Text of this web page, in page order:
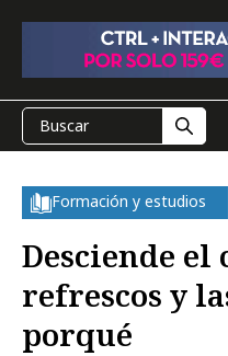
Formación y estudios
Desciende el
refrescos y
porqué